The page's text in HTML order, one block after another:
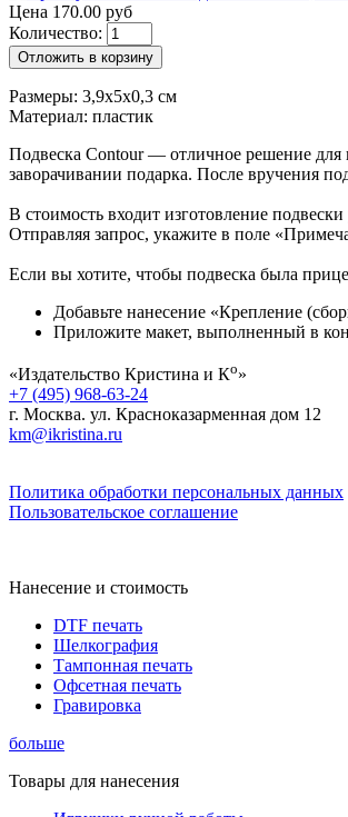
Цена 170.00 руб
Количество:
Отложить в корзину
Размеры: 3,9х5х0,3 см
Материал: пластик
Подвеска Contour — отличное решение для
заворачивании подарка. После вручения
В стоимость входит изготовление
Отправляя запрос, укажите в поле
Если вы хотите, чтобы подвеска была
Добавьте нанесение «Крепление
Приложите макет, выполненный в
«Издательство Кристина и Ко»
+7 (495) 968-63-24
г. Москва. ул. Красноказарменная дом 12
km@ikristina.ru
Политика обработки персональных данных
Пользовательское соглашение
Нанесение и стоимость
DTF печать
Шелкография
Тампонная печать
Офсетная печать
Гравировка
больше
Товары для нанесения